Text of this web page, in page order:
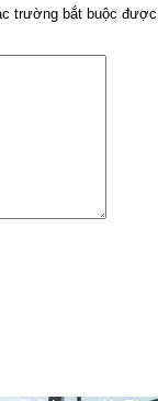
trường bắt buộc được